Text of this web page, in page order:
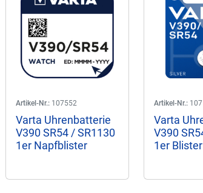
Artikel-Nr.: 107552
Varta Uhrenbatterie
V390 SR54 / SR1130
1er Napfblister
Artikel-Nr.:
Varta
V390
1er Blister